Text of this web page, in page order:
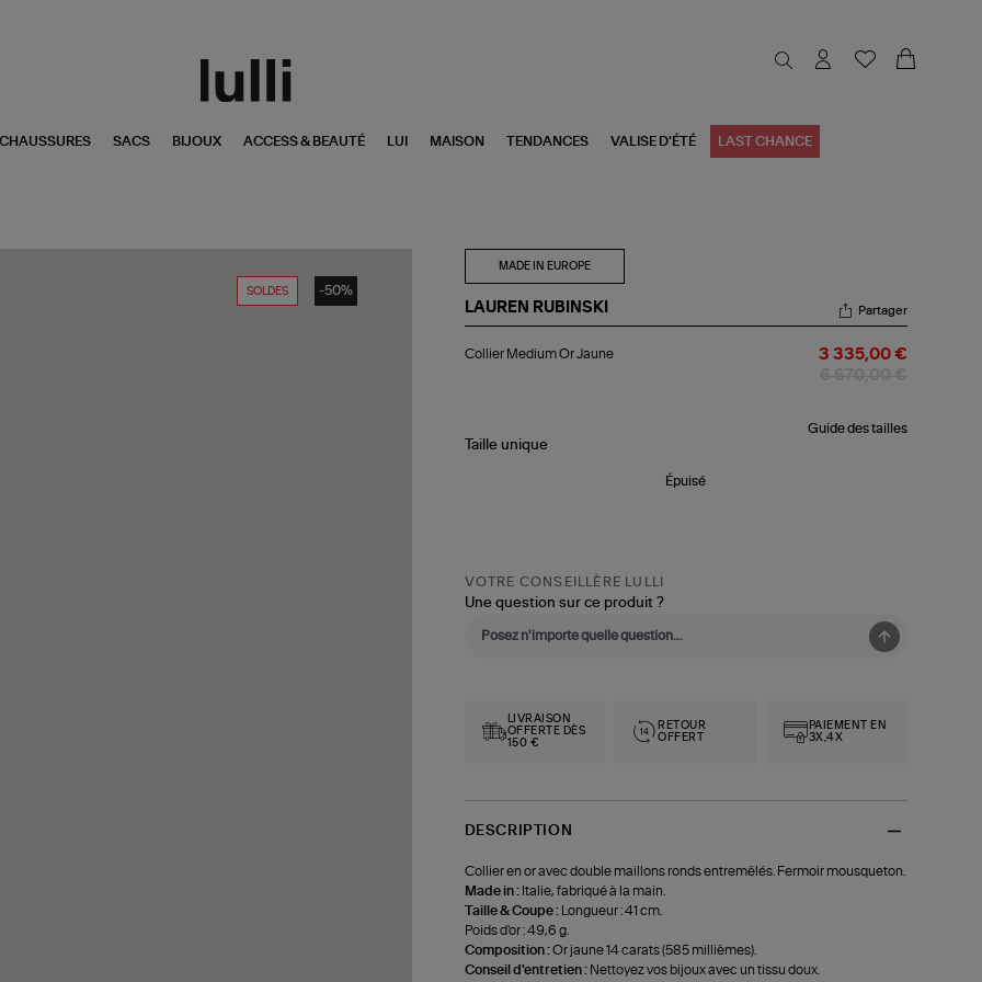
CHAUSSURES SACS BIJOUX ACCESS & BEAUTÉ LUI MAISON TENDANCES VALISE D'ÉTÉ LAST CHANCE
SOLDES -50%
MADE IN EUROPE
LAUREN RUBINSKI
Medium
Partager
Collier Medium Or Jaune 3 335,00 €
Guide des tailles
Taille unique
Épuisé
VOTRE CONSEILLÈRE LULLI
Une question sur ce produit ?
LIVRAISON
OFFERTE DÈS
150 €
RETOUR
OFFERT
PAIEMENT EN
3X,4X
DESCRIPTION
Collier en or avec double maillons ronds entremêlés. Fermoir mousqueton.
Made in : Italie, fabriqué à la main.
Taille & Coupe :
Longueur : 41 cm.
Poids d'or : 49,6 g.
Composition :Or jaune 14 carats (585 millièmes).
Conseil d'entretien : Nettoyez vos bijoux avec un tissu doux.